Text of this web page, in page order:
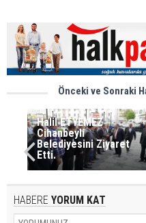
Önceki ve Sonraki
Halil ETYEMEZ
Cihanbeyli
Belediyesini Ziyaret
Etti.‏
HABERE YORUM KAT